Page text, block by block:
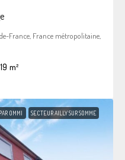
France, France métropolitaine,
m²
OMMI SECTEUR AILLY SUR SOMME